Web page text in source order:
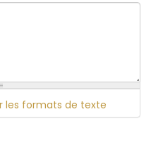
les formats de texte